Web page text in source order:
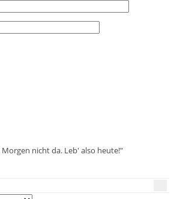
nicht da. Leb' also heute!"